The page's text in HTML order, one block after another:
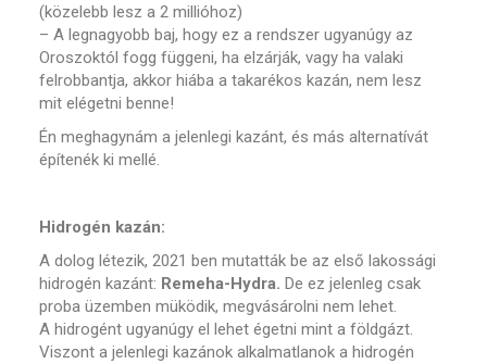
(közelebb lesz a 2 millióhoz)
– A legnagyobb baj, hogy ez a rendszer ugyanúgy az
Oroszoktól fogg függeni, ha elzárják, vagy ha valaki
felrobbantja, akkor hiába a takarékos kazán, nem lesz
mit elégetni benne!
Én meghagynám a jelenlegi kazánt, és más alternatívát
építenék ki mellé.
Hidrogén kazán:
A dolog létezik, 2021 ben mutatták be az első lakossági
hidrogén kazánt: Remeha-Hydra.De ez jelenleg csak
proba üzemben müködik, megvásárolni nem lehet.
A hidrogént ugyanúgy el lehet égetni mint a földgázt.
Viszont a jelenlegi kazánok alkalmatlanok a hidrogén